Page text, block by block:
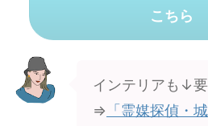
こちら
インテリアも↓
⇒ 「霊媒探偵・